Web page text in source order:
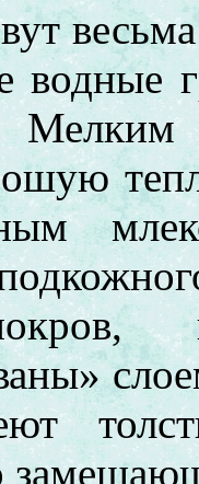
водные
Мелким